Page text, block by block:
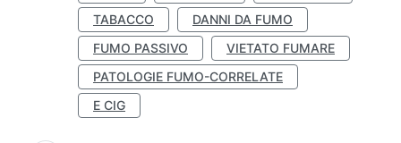
TABACCO
DANNI DA FUMO
FUMO PASSIVO
VIETATO FUMARE
PATOLOGIE FUMO-CORRELATE
E CIG